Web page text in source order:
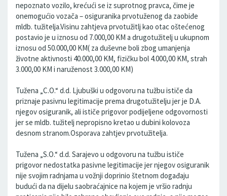
nepoznato vozilo, krećući se iz suprotnog pravca, čime je
onemogućio vozača – osiguranika prvotuženog da zaobiđe
mldb. tužitelja.Visinu zahtjeva prvotužitlj kao otac oštećenog
postavio je u iznosu od 7.000,00 KM a drugotužitelj u ukupnom
iznosu od 50.000,00 KM( za duševne boli zbog umanjenja
životne aktivnosti 40.000,00 KM, fizičku bol 4.000,00 KM, strah
3.000,00 KM i naruženost 3.000,00 KM)
Tužena „C.O.“ d.d. Ljubuški u odgovoru na tužbu ističe da
priznaje pasivnu legitimacije prema drugotužitelju jer je D.A.
njegov osiguranik, ali ističe prigovor podijeljene odgovornosti
jer se mldb. tužitelj nepropisno kretao u dubini kolovoza
desnom stranom.Osporava zahtjev prvotužitelja.
Tužena „S.O.“ d.d. Sarajevo u odgovoru na tužbu ističe
prigovor nedostatka pasivne legitimacije jer njegov osiguranik
nije svojim radnjama u vožnji doprinio štetnom događaju
budući da na dijelu saobraćajnice na kojem je vršio radnju